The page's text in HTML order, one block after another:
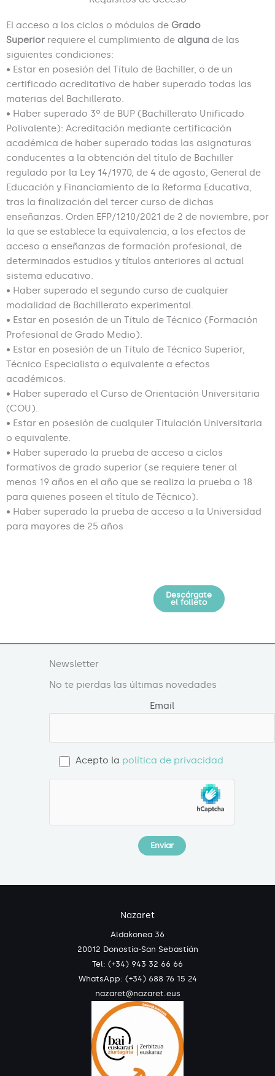
El acceso a los ciclos o módulos de Grado
Superior requiere el cumplimiento de alguna de las
siguientes condiciones:
• Estar en posesión del Título de Bachiller, o de un
certificado acreditativo de haber superado todas las
materias del Bachillerato.
• Haber superado 3º de BUP (Bachillerato Unificado
Polivalente): Acreditación mediante certificación
académica de haber superado todas las asignaturas
conducentes a la obtención del título de Bachiller
regulado por la Ley 14/1970, de 4 de agosto, General de
Educación y Financiamiento de la Reforma Educativa,
tras la finalización del tercer curso de dichas
enseñanzas. Orden EFP/1210/2021 de 2 de noviembre, por
la que se establece la equivalencia, a los efectos de
acceso a enseñanzas de formación profesional, de
determinados estudios y títulos anteriores al actual
sistema educativo.
• Haber superado el segundo curso de cualquier
modalidad de Bachillerato experimental.
• Estar en posesión de un Título de Técnico (Formación
Profesional de Grado Medio).
• Estar en posesión de un Título de Técnico Superior,
Técnico Especialista o equivalente a efectos
académicos.
• Haber superado el Curso de Orientación Universitaria
(COU).
• Estar en posesión de cualquier Titulación Universitaria
o equivalente.
• Haber superado la prueba de acceso a ciclos
formativos de grado superior (se requiere tener al
menos 19 años en el año que se realiza la prueba o 18
para quienes poseen el título de Técnico).
• Haber superado la prueba de acceso a la Universidad
para mayores de 25 años
Solicita
información
Descárgate
el folleto
Newsletter
No te pierdas las últimas novedades
Email
Acepto la política de privacidad
Nazaret
Aldakonea 36
20012 Donostia-San Sebastián
Tel: (+34) 943 32 66 66
WhatsApp: (+34) 688 76 15 24
nazaret@nazaret.eus